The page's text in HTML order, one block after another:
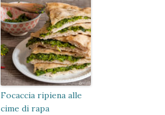
Focaccia ripiena alle
cime di rapa